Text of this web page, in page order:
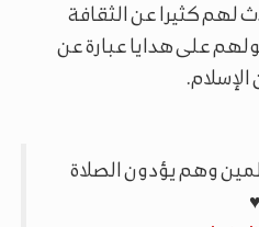
لهم كثيرا عن الثقافة
على هدايا عبارة عن
وهم يؤدون الصلاة